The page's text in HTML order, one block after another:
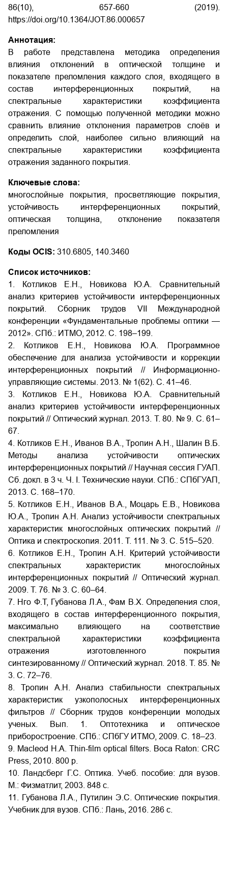
86(10), 657-660 (2019).
https://doi.org/10.1364/JOT.86.000657
Аннотация:
В работе представлена методика определения
влияния отклонений в оптической толщине и
показателе преломления каждого слоя, входящего в
состав интерференционных покрытий, на
спектральные характеристики коэффициента
отражения. С помощью полученной методики можно
сравнить влияние отклонения параметров слоёв и
определить слой, наиболее сильно влияющий на
спектральные характеристики коэффициента
отражения заданного покрытия.
Ключевые слова:
многослойные покрытия, просветляющие покрытия,
устойчивость интерференционных покрытий,
оптическая толщина, отклонение показателя
преломления
Коды OCIS: 310.6805, 140.3460
Список источников:
1. Котликов Е.Н., Новикова Ю.А. Сравнительный
анализ критериев устойчивости интерференционных
покрытий. Сборник трудов VII Международной
конференции «Фундаментальные проблемы оптики —
2012». СПб.: ИТМО, 2012. С. 198–199.
2. Котликов Е.Н., Новикова Ю.А. Программное
обеспечение для анализа устойчивости и коррекции
интерференционных покрытий // Информационно-
управляющие системы. 2013. № 1(62). С. 41–46.
3. Котликов Е.Н., Новикова Ю.А. Сравнительный
анализ критериев устойчивости интерференционных
покрытий // Оптический журнал. 2013. Т. 80. № 9. С. 61–
67.
4. Котликов Е.Н., Иванов В.А., Тропин А.Н., Шалин В.Б.
Методы анализа устойчивости оптических
интерференционных покрытий // Научная сессия ГУАП.
Сб. докл. в 3 ч. Ч. I. Технические науки. СПб.: СПбГУАП,
2013. С. 168–170.
5. Котликов Е.Н., Иванов В.А., Моцарь Е.В., Новикова
Ю.А., Тропин А.Н. Анализ устойчивости спектральных
характеристик многослойных оптических покрытий //
Оптика и спектроскопия. 2011. Т. 111. № 3. С. 515–520.
6. Котликов Е.Н., Тропин А.Н. Критерий устойчивости
спектральных характеристик многослойных
интерференционных покрытий // Оптический журнал.
2009. Т. 76. № 3. С. 60–64.
7. Нго Ф.Т, Губанова Л.А., Фам В.Х. Определения слоя,
входящего в состав интерференционного покрытия,
максимально влияющего на соответствие
спектральной характеристики коэффициента
отражения изготовленного покрытия
синтезированному // Оптический журнал. 2018. Т. 85. №
3. С. 72–76.
8. Тропин А.Н. Анализ стабильности спектральных
характеристик узкополосных интерференционных
фильтров // Сборник трудов конференции молодых
ученых. Вып. 1. Оптотехника и оптическое
приборостроение. СПб.: СПбГУ ИТМО, 2009. С. 18–23.
9. Macleod H.A. Thin-film optical filters. Boca Raton: CRC
Press, 2010. 800 p.
10. Ландсберг Г.С. Оптика. Учеб. пособие: для вузов.
М.: Физматлит, 2003. 848 с.
11. Губанова Л.А., Путилин Э.С. Оптические покрытия.
Учебник для вузов. СПб.: Лань, 2016. 286 с.